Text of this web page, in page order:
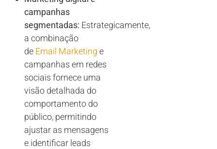
campanhas
segmentadas: Estrategicamente,
a combinação
de Email Marketing e
campanhas em redes
sociais fornece uma
visão detalhada do
comportamento do
público, permitindo
ajustar as mensagens
e identificar leads